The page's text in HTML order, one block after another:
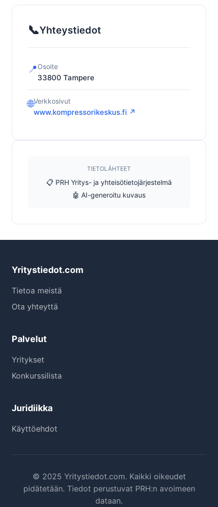
📞Yhteystiedot
📍Osoite
33800 Tampere
🌐Verkkosivut
www.kompressorikeskus.fi ↗
TIETOLÄHTEET
📋 PRH Yritys- ja yhteisötietojärjestelmä
🤖 AI-generoitu kuvaus
Yritystiedot.com
Tietoa meistä
Ota yhteyttä
Palvelut
Yritykset
Konkurssilista
Juridiikka
Käyttöehdot
© 2025 Yritystiedot.com. Kaikki oikeudet
pidätetään. Tiedot perustuvat PRH:n avoimeen
dataan.